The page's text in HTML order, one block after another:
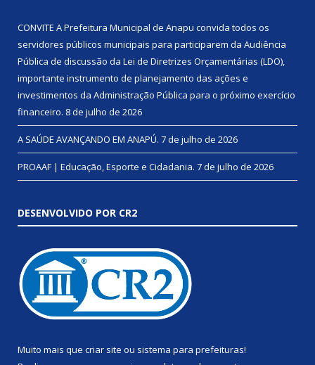
CONVITE A Prefeitura Municipal de Anapu convida todos os
servidores públicos municipais para participarem da Audiência
Pública de discussão da Lei de Diretrizes Orçamentárias (LDO),
importante instrumento de planejamento das ações e
investimentos da Administração Pública para o próximo exercício
financeiro. 8 de julho de 2026
A SAÚDE AVANÇANDO EM ANAPÚ. 7 de julho de 2026
PROAAF | Educação, Esporte e Cidadania. 7 de julho de 2026
DESENVOLVIDO POR CR2
Muito mais que criar site ou sistema para prefeituras!